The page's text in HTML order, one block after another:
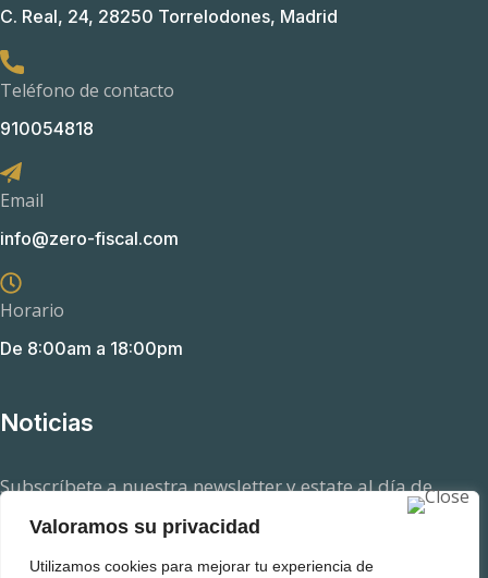
Valoramos su privacidad
Utilizamos cookies para mejorar tu experiencia de
C. Real, 24, 28250 Torrelodones, Madrid
Teléfono de contacto
910054818
Email
info@zero-fiscal.com
Horario
De 8:00am a 18:00pm
Noticias
Subscríbete a nuestra newsletter y estate al día de
aquellas novedades en el ámbito fiscal que pueden